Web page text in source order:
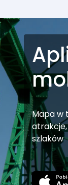
Mapa w
atrakcje,
szlaków